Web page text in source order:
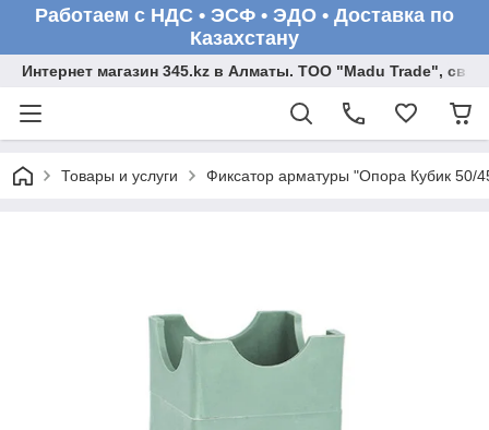
Работаем с НДС • ЭСФ • ЭДО • Доставка по
Казахстану
Интернет магазин 345.kz в Алматы. ТОО "Madu Trade",
Товары и услуги Фиксатор арматуры "Опора Кубик 50/